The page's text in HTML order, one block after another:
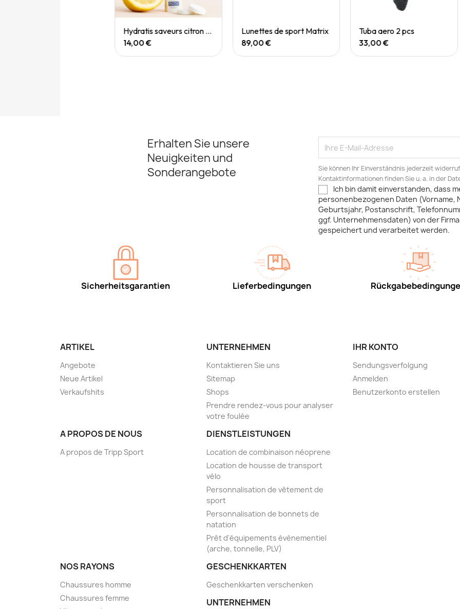
Quick View
Hydratis saveurs citron et fleur de sureau
14,00 €
Quick View
Lunettes de sport Matrix
89,00 €
Quick View
Tuba aero 2 pcs
33,00 €
Erhalten Sie unsere
Neuigkeiten und
Sonderangebote
Sie können Ihr Einverständnis jederzeit
Kontaktinformationen finden Sie u. a. in der
Ich bin damit einverstanden, dass
personenbezogenen Daten (Vorname,
Geburtsjahr, Postanschrift,
ggf. Unternehmensdaten) von der
gespeichert und verarbeitet werden.
Sicherheitsgarantien Lieferbedingungen
ARTIKEL
Angebote
Neue Artikel
Verkaufshits
UNTERNEHMEN
Kontaktieren Sie uns
Sitemap
Shops
Prendre rendez-vous pour analyser
votre foulée
A PROPOS DE NOUS
A propos de Tripp Sport
DIENSTLEISTUNGEN
Location de combinaison néoprene
Location de housse de transport
vélo
Personnalisation de vêtement de
sport
Personnalisation de bonnets de
natation
Prêt d'équipements évènementiel
(arche, tonnelle, PLV)
NOS RAYONS
Chaussures homme
Chaussures femme
GESCHENKKARTEN
Geschenkkarten verschenken
UNTERNEHMEN
IHR KONTO
Sendungsverfolgung
Anmelden
Benutzerkonto erstellen